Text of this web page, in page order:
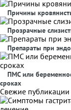
Причины
Прозрачные
Препараты при
ПМС или
сроках
Свежие публикации